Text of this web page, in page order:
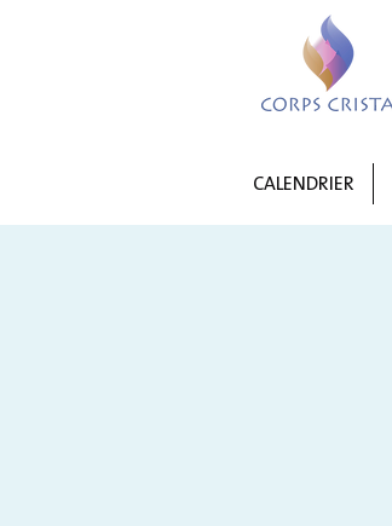
CALENDRIER